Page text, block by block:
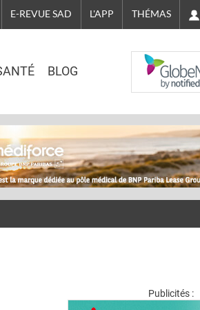
E-REVUE SAD L'APP THÉMAS
BLOG
NASDAQ
Publicités :